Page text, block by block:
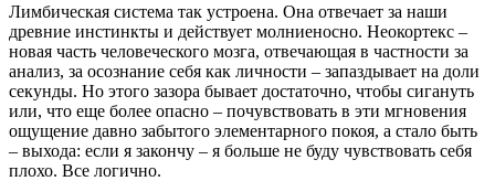
Лимбическая система так устроена. Она отвечает за наши
древние инстинкты и действует молниеносно. Неокортекс –
новая часть человеческого мозга, отвечающая в частности за
анализ, за осознание себя как личности – запаздывает на доли
секунды. Но этого зазора бывает достаточно, чтобы сигануть
или, что еще более опасно – почувствовать в эти мгновения
ощущение давно забытого элементарного покоя, а стало быть
– выхода: если я закончу – я больше не буду чувствовать себя
плохо. Все логично.